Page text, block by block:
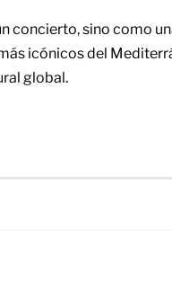
concierto, sino como
icónicos del
global.